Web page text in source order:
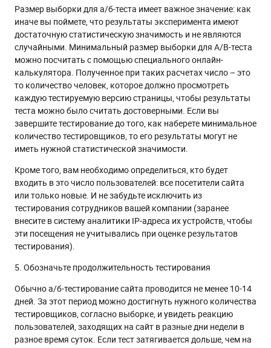
Размер выборки для а/б-теста имеет важное значение: как
иначе вы поймете, что результаты эксперимента имеют
достаточную статистическую значимость и не являются
случайными. Минимальный размер выборки для A/B-теста
можно посчитать с помощью специального онлайн-
калькулятора. Полученное при таких расчетах число – это
то количество человек, которое должно просмотреть
каждую тестируемую версию страницы, чтобы результаты
теста можно было считать достоверными. Если вы
завершите тестирование до того, как наберете минимальное
количество тестировщиков, то его результаты могут не
иметь нужной статистической значимости.
Кроме того, вам необходимо определиться, кто будет
входить в это число пользователей: все посетители сайта
или только новые. И не забудьте исключить из
тестирования сотрудников вашей компании (заранее
внесите в систему аналитики IP-адреса их устройств, чтобы
эти посещения не учитывались при оценке результатов
тестирования).
5. Обозначьте продолжительность тестирования
Обычно а/б-тестирование сайта проводится не менее 10-14
дней. За этот период можно достигнуть нужного количества
тестировщиков, согласно выборке, и увидеть реакцию
пользователей, заходящих на сайт в разные дни недели в
разное время суток. Если тест затягивается дольше, чем на